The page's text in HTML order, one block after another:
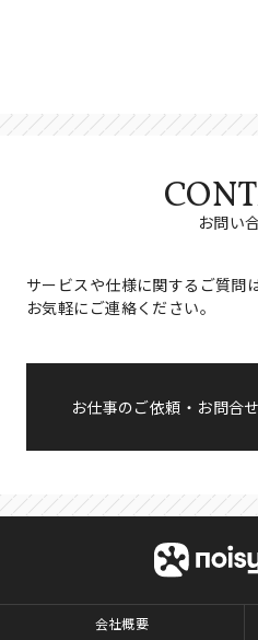
お問い
サービスや仕様に関するご質問
お気軽にご連絡ください。
お仕事のご依頼・お問合せ
会社概要